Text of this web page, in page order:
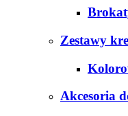
Zestawy
Akcesoria